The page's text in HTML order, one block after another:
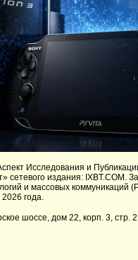
Исследования и
сетевого издания: IXBT.COM.
и массовых
года.
шоссе, дом 22, корп. 3, стр. 2